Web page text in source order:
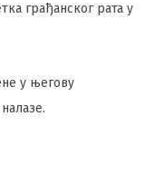
грађанског рата у
у његову